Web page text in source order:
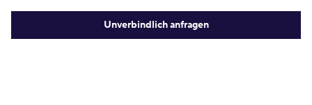
Unverbindlich anfragen